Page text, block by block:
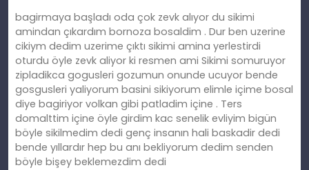
bagirmaya başladı oda çok zevk alıyor du sikimi
amindan çıkardım bornoza bosaldim . Dur ben uzerine
cikiym dedim uzerime çıktı sikimi amina yerlestirdi
oturdu öyle zevk aliyor ki resmen ami Sikimi somuruyor
zipladikca gogusleri gozumun onunde ucuyor bende
gosgusleri yaliyorum basini sikiyorum elimle içime bosal
diye bagiriyor volkan gibi patladim içine . Ters
domalttim içine öyle girdim kac senelik evliyim bigün
böyle sikilmedim dedi genç insanın hali baskadir dedi
bende yıllardır hep bu anı bekliyorum dedim senden
böyle bişey beklemezdim dedi